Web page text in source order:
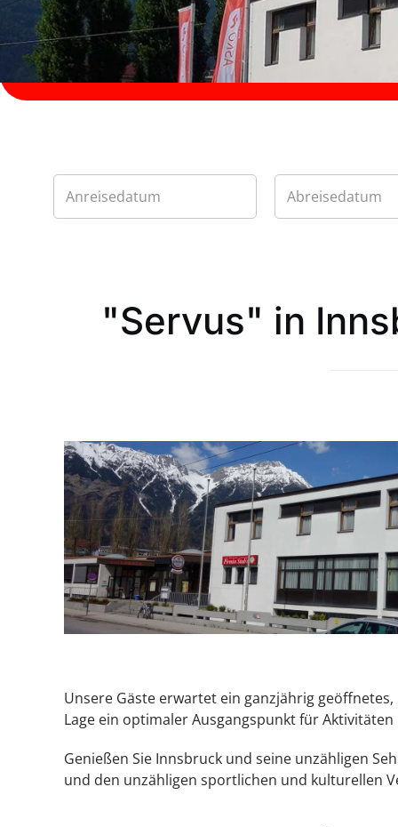
"Servus" in
Unsere Gäste erwartet ein ganzjährig
Lage ein optimaler Ausgangspunkt für Aktivitäten
Genießen Sie Innsbruck und seine unzähligen
und den unzähligen sportlichen und kulturellen